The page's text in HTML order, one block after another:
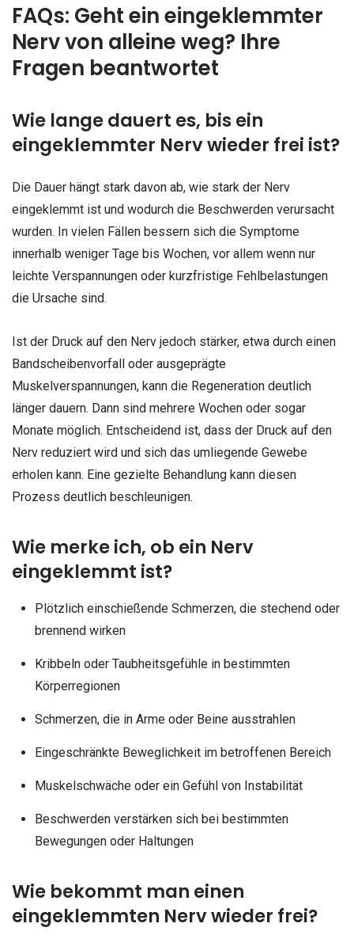
FAQs: Geht ein eingeklemmter
Nerv von alleine weg? Ihre
Fragen beantwortet
Wie lange dauert es, bis ein
eingeklemmter Nerv wieder frei ist?
Die Dauer hängt stark davon ab, wie stark der Nerv
eingeklemmt ist und wodurch die Beschwerden verursacht
wurden. In vielen Fällen bessern sich die Symptome
innerhalb weniger Tage bis Wochen, vor allem wenn nur
leichte Verspannungen oder kurzfristige Fehlbelastungen
die Ursache sind.
Ist der Druck auf den Nerv jedoch stärker, etwa durch einen
Bandscheibenvorfall oder ausgeprägte
Muskelverspannungen, kann die Regeneration deutlich
länger dauern. Dann sind mehrere Wochen oder sogar
Monate möglich. Entscheidend ist, dass der Druck auf den
Nerv reduziert wird und sich das umliegende Gewebe
erholen kann. Eine gezielte Behandlung kann diesen
Prozess deutlich beschleunigen.
Wie merke ich, ob ein Nerv
eingeklemmt ist?
Plötzlich einschießende Schmerzen, die stechend oder
brennend wirken
Kribbeln oder Taubheitsgefühle in bestimmten
Körperregionen
Schmerzen, die in Arme oder Beine ausstrahlen
Eingeschränkte Beweglichkeit im betroffenen Bereich
Muskelschwäche oder ein Gefühl von Instabilität
Beschwerden verstärken sich bei bestimmten
Bewegungen oder Haltungen
Wie bekommt man einen
eingeklemmten Nerv wieder frei?